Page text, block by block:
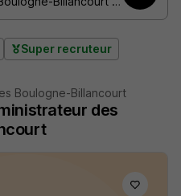
Super recruteur
Boulogne-Billancourt
des